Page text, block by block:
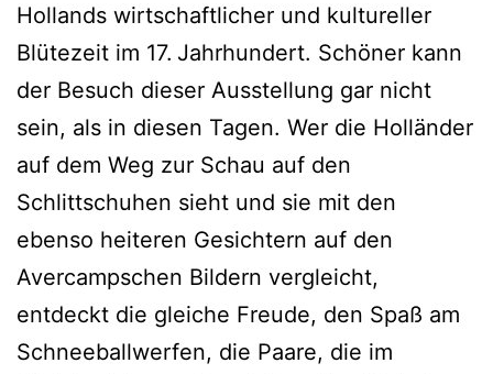
Hollands wirtschaftlicher und kultureller
Blütezeit im 17. Jahrhundert. Schöner kann
der Besuch dieser Ausstellung gar nicht
sein, als in diesen Tagen. Wer die Holländer
auf dem Weg zur Schau auf den
Schlittschuhen sieht und sie mit den
ebenso heiteren Gesichtern auf den
Avercampschen Bildern vergleicht,
entdeckt die gleiche Freude, den Spaß am
Schneeballwerfen, die Paare, die im